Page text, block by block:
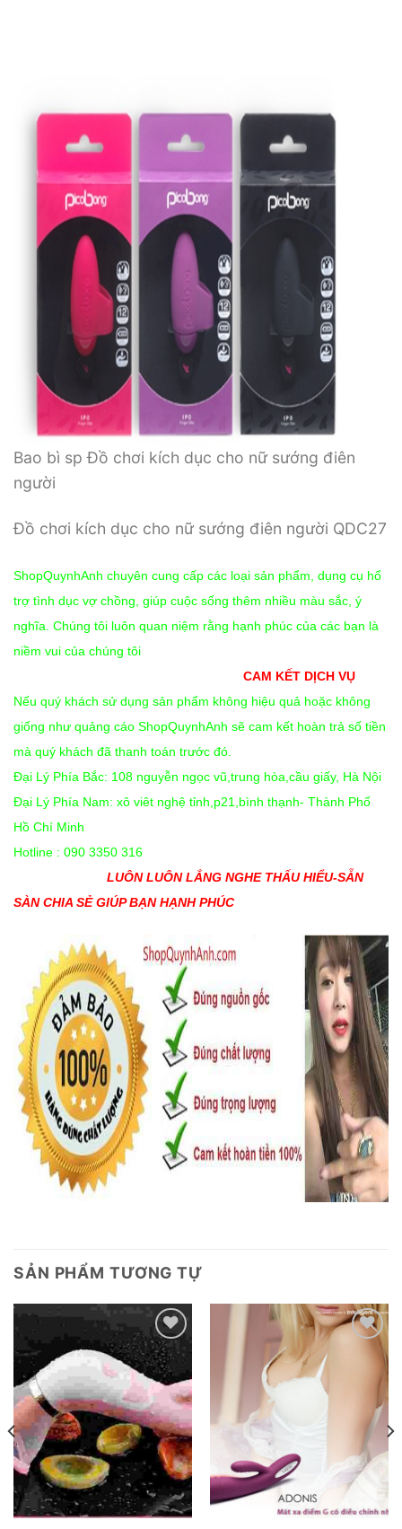
Bao bì sp Đồ chơi kích dục cho nữ sướng điên
người
Đồ chơi kích dục cho nữ sướng điên người QDC27
ShopQuynhAnh chuyên cung cấp các loại sản phẩm, dụng cụ hổ
trợ tình dục vợ chồng, giúp cuộc sống thêm nhiều màu sắc, ý
nghĩa. Chúng tôi luôn quan niệm rằng hạnh phúc của các bạn là
niềm vui của chúng tôi
CAM KẾT DỊCH VỤ
Nếu quý khách sử dụng sản phẩm không hiệu quả hoặc không
giống như quảng cáo ShopQuynhAnh sẽ cam kết hoàn trả số tiền
mà quý khách đã thanh toán trước đó.
Đại Lý Phía Bắc: 108 nguyễn ngọc vũ,trung hòa,cầu giấy, Hà Nội
Đại Lý Phía Nam: xô viêt nghệ tỉnh,p21,bình thạnh- Thành Phố
Hồ Chí Minh
Hotline : 090 3350 316
LUÔN LUÔN LẮNG NGHE THẤU HIỂU-SẴN
SÀN CHIA SẺ GIÚP BẠN HẠNH PHÚC
SẢN PHẨM TƯƠNG TỰ
Add to
wishlist
Add to